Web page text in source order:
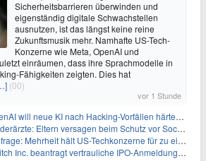
Sicherheitsbarrieren überwinden und
eigenständig digitale Schwachstellen
ausnutzen, ist das längst keine reine
Zukunftsmusik mehr. Namhafte US-Tech-
Konzerne wie Meta, OpenAI und
einräumen, dass ihre Sprachmodelle in
Fähigkeiten zeigten. Dies hat
(00)
vor 1 Stunde
will neue KI nach Hacking-Vorfällen härter überwachen
Eltern versagen beim Schutz vor Social Media
Mehrheit hält US-Techkonzerne für zu einflussreich
Inc. beantragt vertrauliche IPO-Anmeldung im Zuge des AI-Booms